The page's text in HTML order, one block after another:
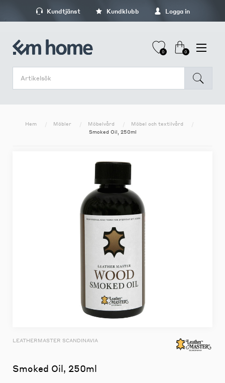
Kundtjänst Kundklubb Logga in
0 0
Hem Möbler Möbelvård
Möbel och textilvård
Smoked Oil, 250ml
LEATHERMASTER SCANDINAVIA
Smoked Oil, 250ml